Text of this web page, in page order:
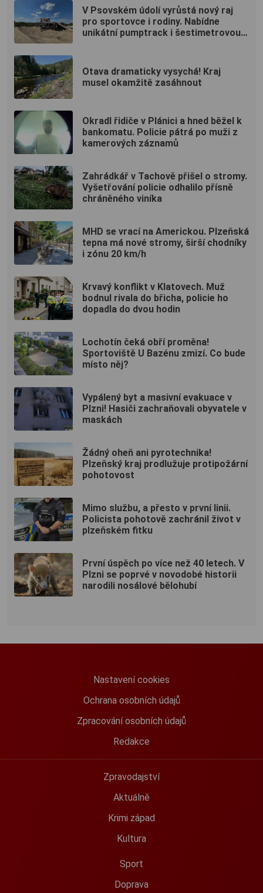
V Psovském údolí vyrůstá nový raj
pro sportovce i rodiny. Nabídne
unikátní pumptrack i šestimetrovou
Otava dramaticky vysychá! Kraj
musel okamžitě zasáhnout
Okradl řidiče v Plánici a hned běžel k
bankomatu. Policie pátrá po muži z
kamerových záznamů
Zahrádkář v Tachově přišel o stromy.
Vyšetřování policie odhalilo přísně
chráněného viníka
MHD se vrací na Americkou. Plzeňská
tepna má nové stromy, širší chodníky
i zónu 20 km/h
Krvavý konflikt v Klatovech. Muž
bodnul rivala do břicha, policie ho
dopadla do dvou hodin
Lochotín čeká obří proměna!
Sportoviště U Bazénu zmizí. Co bude
místo něj?
Vypálený byt a masivní evakuace v
Plzni! Hasiči zachraňovali obyvatele v
maskách
Žádný oheň ani pyrotechnika!
Plzeňský kraj prodlužuje protipožární
pohotovost
Mimo službu, a přesto v první linii.
Policista pohotově zachránil život v
plzeňském fitku
První úspěch po více než 40 letech. V
Plzni se poprvé v novodobé historii
narodili nosálové bělohubí
Nastavení cookies
Ochrana osobních údajů
Zpracování osobních údajů
Redakce
Zpravodajství
Aktuálně
Krimi západ
Kultura
Sport
Doprava